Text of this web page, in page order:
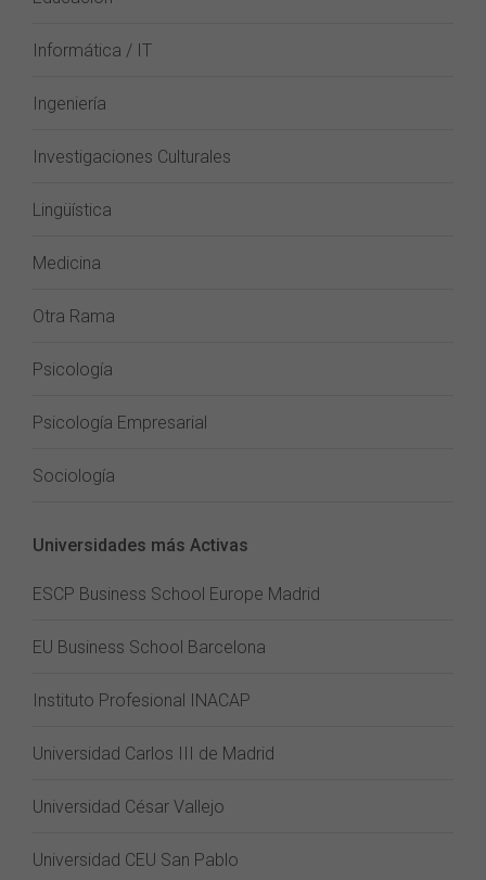
Informática / IT
Ingeniería
Investigaciones Culturales
Lingüística
Medicina
Otra Rama
Psicología
Psicología Empresarial
Sociología
Universidades más Activas
ESCP Business School Europe Madrid
EU Business School Barcelona
Instituto Profesional INACAP
Universidad Carlos III de Madrid
Universidad César Vallejo
Universidad CEU San Pablo